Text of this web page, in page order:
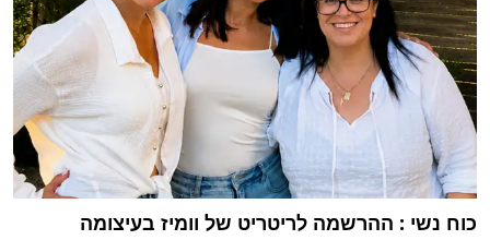
כוח נשי : ההרשמה לריטריט של וומיז בעיצומה